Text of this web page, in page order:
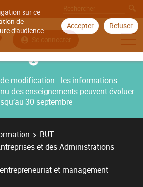
sur ce
de
d'audience
Accepter Refuser
Se connecter
modification : les informations
des enseignements peuvent évoluer
30 septembre
BUT
et des Administrations
et management